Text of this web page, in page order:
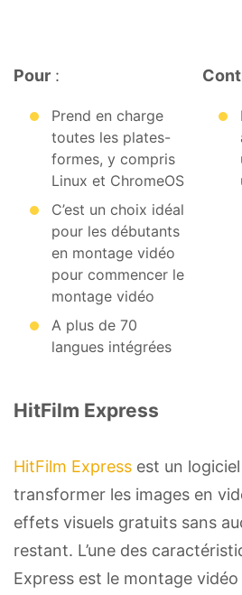
Pour :
Prend en charge
toutes les plates-
formes, y compris
Linux et ChromeOS
C’est un choix idéal
pour les débutants
en montage vidéo
pour commencer le
montage vidéo
A plus de 70
langues intégrées
HitFilm Express
HitFilm Express est un
transformer les images en
effets visuels gratuits sans
restant. L’une des
Express est le montage